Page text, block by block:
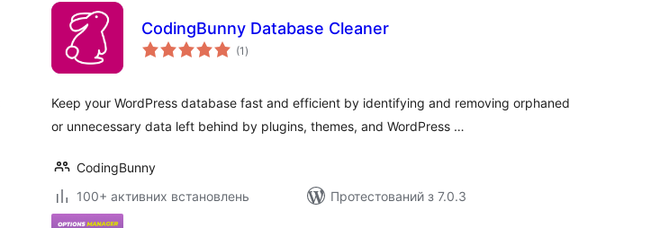
CodingBunny Database Cleaner
(1 загальний
рейтинг
)
Keep your WordPress database fast and efficient by identifying and removing orphaned
or unnecessary data left behind by plugins, themes, and WordPress …
CodingBunny
100+ активних встановлень
Протестований з 7.0.3